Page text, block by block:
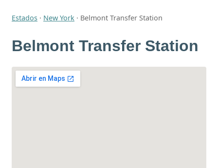
Estados · New York · Belmont Transfer Station
Belmont Transfer Station